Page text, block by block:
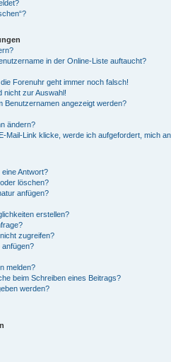
in der Online-Liste auftaucht?
Forenuhr geht immer noch falsch!
nicht zur Auswahl!
Benutzernamen angezeigt werden?
ändern?
Mail-Link klicke, werde ich aufgefordert, mich
Antwort?
löschen?
anfügen?
erstellen?
zugreifen?
anfügen?
melden?
beim Schreiben eines Beitrags?
werden?